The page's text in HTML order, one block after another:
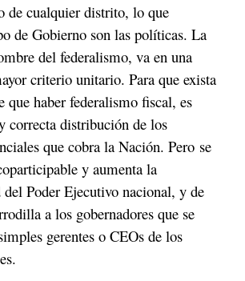
de cualquier distrito, lo que
de Gobierno son las políticas. La
del federalismo, va en una
criterio unitario. Para que exista
que haber federalismo fiscal, es
correcta distribución de los
que cobra la Nación. Pero se
y aumenta la
Poder Ejecutivo nacional, y de
a los gobernadores que se
gerentes o CEOs de los